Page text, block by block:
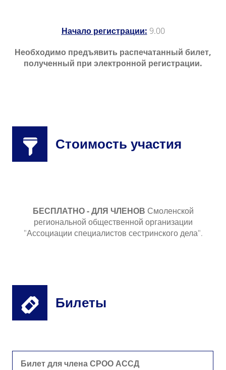
Начало регистрации: 9.00
Необходимо предъявить распечатанный билет,
полученный при электронной регистрации.
Стоимость участия
БЕСПЛАТНО - ДЛЯ ЧЛЕНОВ Смоленской
региональной общественной организации
"Ассоциации специалистов сестринского дела".
Билеты
Билет для члена СРОО АССД